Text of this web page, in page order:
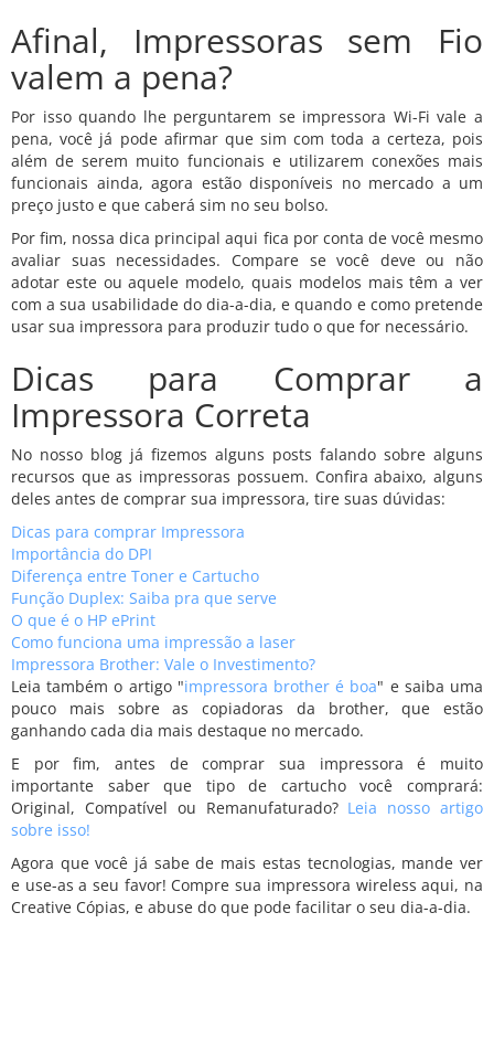
Afinal, Impressoras sem Fio
valem a pena?
Por isso quando lhe perguntarem se impressora Wi-Fi vale a
pena, você já pode afirmar que sim com toda a certeza, pois
além de serem muito funcionais e utilizarem conexões mais
funcionais ainda, agora estão disponíveis no mercado a um
preço justo e que caberá sim no seu bolso.
Por fim, nossa dica principal aqui fica por conta de você mesmo
avaliar suas necessidades. Compare se você deve ou não
adotar este ou aquele modelo, quais modelos mais têm a ver
com a sua usabilidade do dia-a-dia, e quando e como pretende
usar sua impressora para produzir tudo o que for necessário.
Dicas para Comprar a
Impressora Correta
No nosso blog já fizemos alguns posts falando sobre alguns
recursos que as impressoras possuem. Confira abaixo, alguns
deles antes de comprar sua impressora, tire suas dúvidas:
Dicas para comprar Impressora
Importância do DPI
Diferença entre Toner e Cartucho
Função Duplex: Saiba pra que serve
O que é o HP ePrint
Como funciona uma impressão a laser
Impressora Brother: Vale o Investimento?
Leia também o artigo "impressora brother é boa" e saiba uma
pouco mais sobre as copiadoras da brother, que estão
ganhando cada dia mais destaque no mercado.
E por fim, antes de comprar sua impressora é muito
importante saber que tipo de cartucho você comprará:
Original, Compatível ou Remanufaturado? Leia nosso artigo
sobre isso!
Agora que você já sabe de mais estas tecnologias, mande ver
e use-as a seu favor! Compre sua impressora wireless aqui, na
Creative Cópias, e abuse do que pode facilitar o seu dia-a-dia.